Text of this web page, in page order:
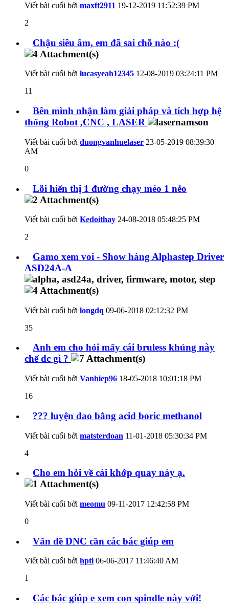
Viết bài cuối bởi maxft2911 19-12-2019 11:52:39 PM
2
Chậu siêu âm, em đã sai chỗ nào :(
Viết bài cuối bởi lucasyeah12345 12-08-2019 03:24:11 PM
11
Bên mình nhận làm giải pháp và tích hợp hệ
thống Robot ,CNC , LASER
Viết bài cuối bởi duongvanhuelaser 23-05-2019 08:39:30
AM
0
Lỗi hiển thị 1 đường chạy méo 1 nẻo
Viết bài cuối bởi Kedoithay 24-08-2018 05:48:25 PM
2
Gamo xem voi - Show hàng Alphastep Driver
ASD24A-A
Viết bài cuối bởi longdq 09-06-2018 02:12:32 PM
35
Anh em cho hỏi mấy cái bruless khủng này
chế dc gì ?
Viết bài cuối bởi Vanhiep96 18-05-2018 10:01:18 PM
16
??? luyện dao bằng acid boric methanol
Viết bài cuối bởi matsterdoan 11-01-2018 05:30:34 PM
4
Cho em hỏi về cái khớp quay này ạ.
Viết bài cuối bởi meomu 09-11-2017 12:42:58 PM
0
Vấn đề DNC cần các bác giúp em
Viết bài cuối bởi hpti06-06-2017 11:46:40 AM
1
Các bác giúp e xem con spindle này với!